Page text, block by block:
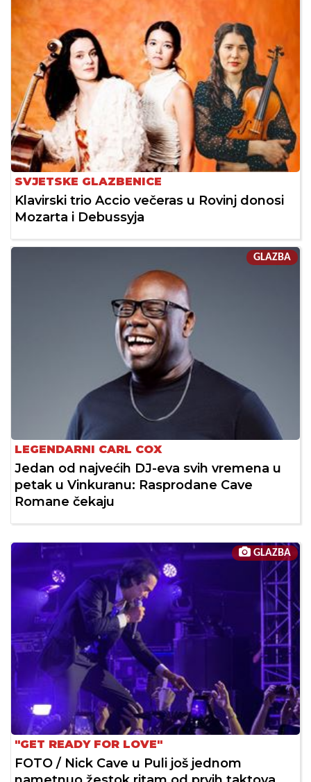
SVJETSKE GLAZBENICE
Klavirski trio Accio večeras u Rovinj donosi
Mozarta i Debussyja
GLAZBA
LEGENDARNI CARL COX
Jedan od najvećih DJ-eva svih vremena u
petak u Vinkuranu: Rasprodane Cave
Romane čekaju
GLAZBA
"GET READY FOR LOVE"
FOTO / Nick Cave u Puli još jednom